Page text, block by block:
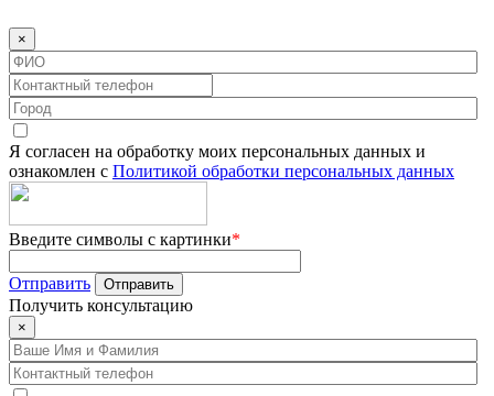
×
Я согласен на обработку моих персональных данных и
ознакомлен с Политикой обработки персональных данных
Введите символы с картинки*
Отправить
Получить консультацию
×